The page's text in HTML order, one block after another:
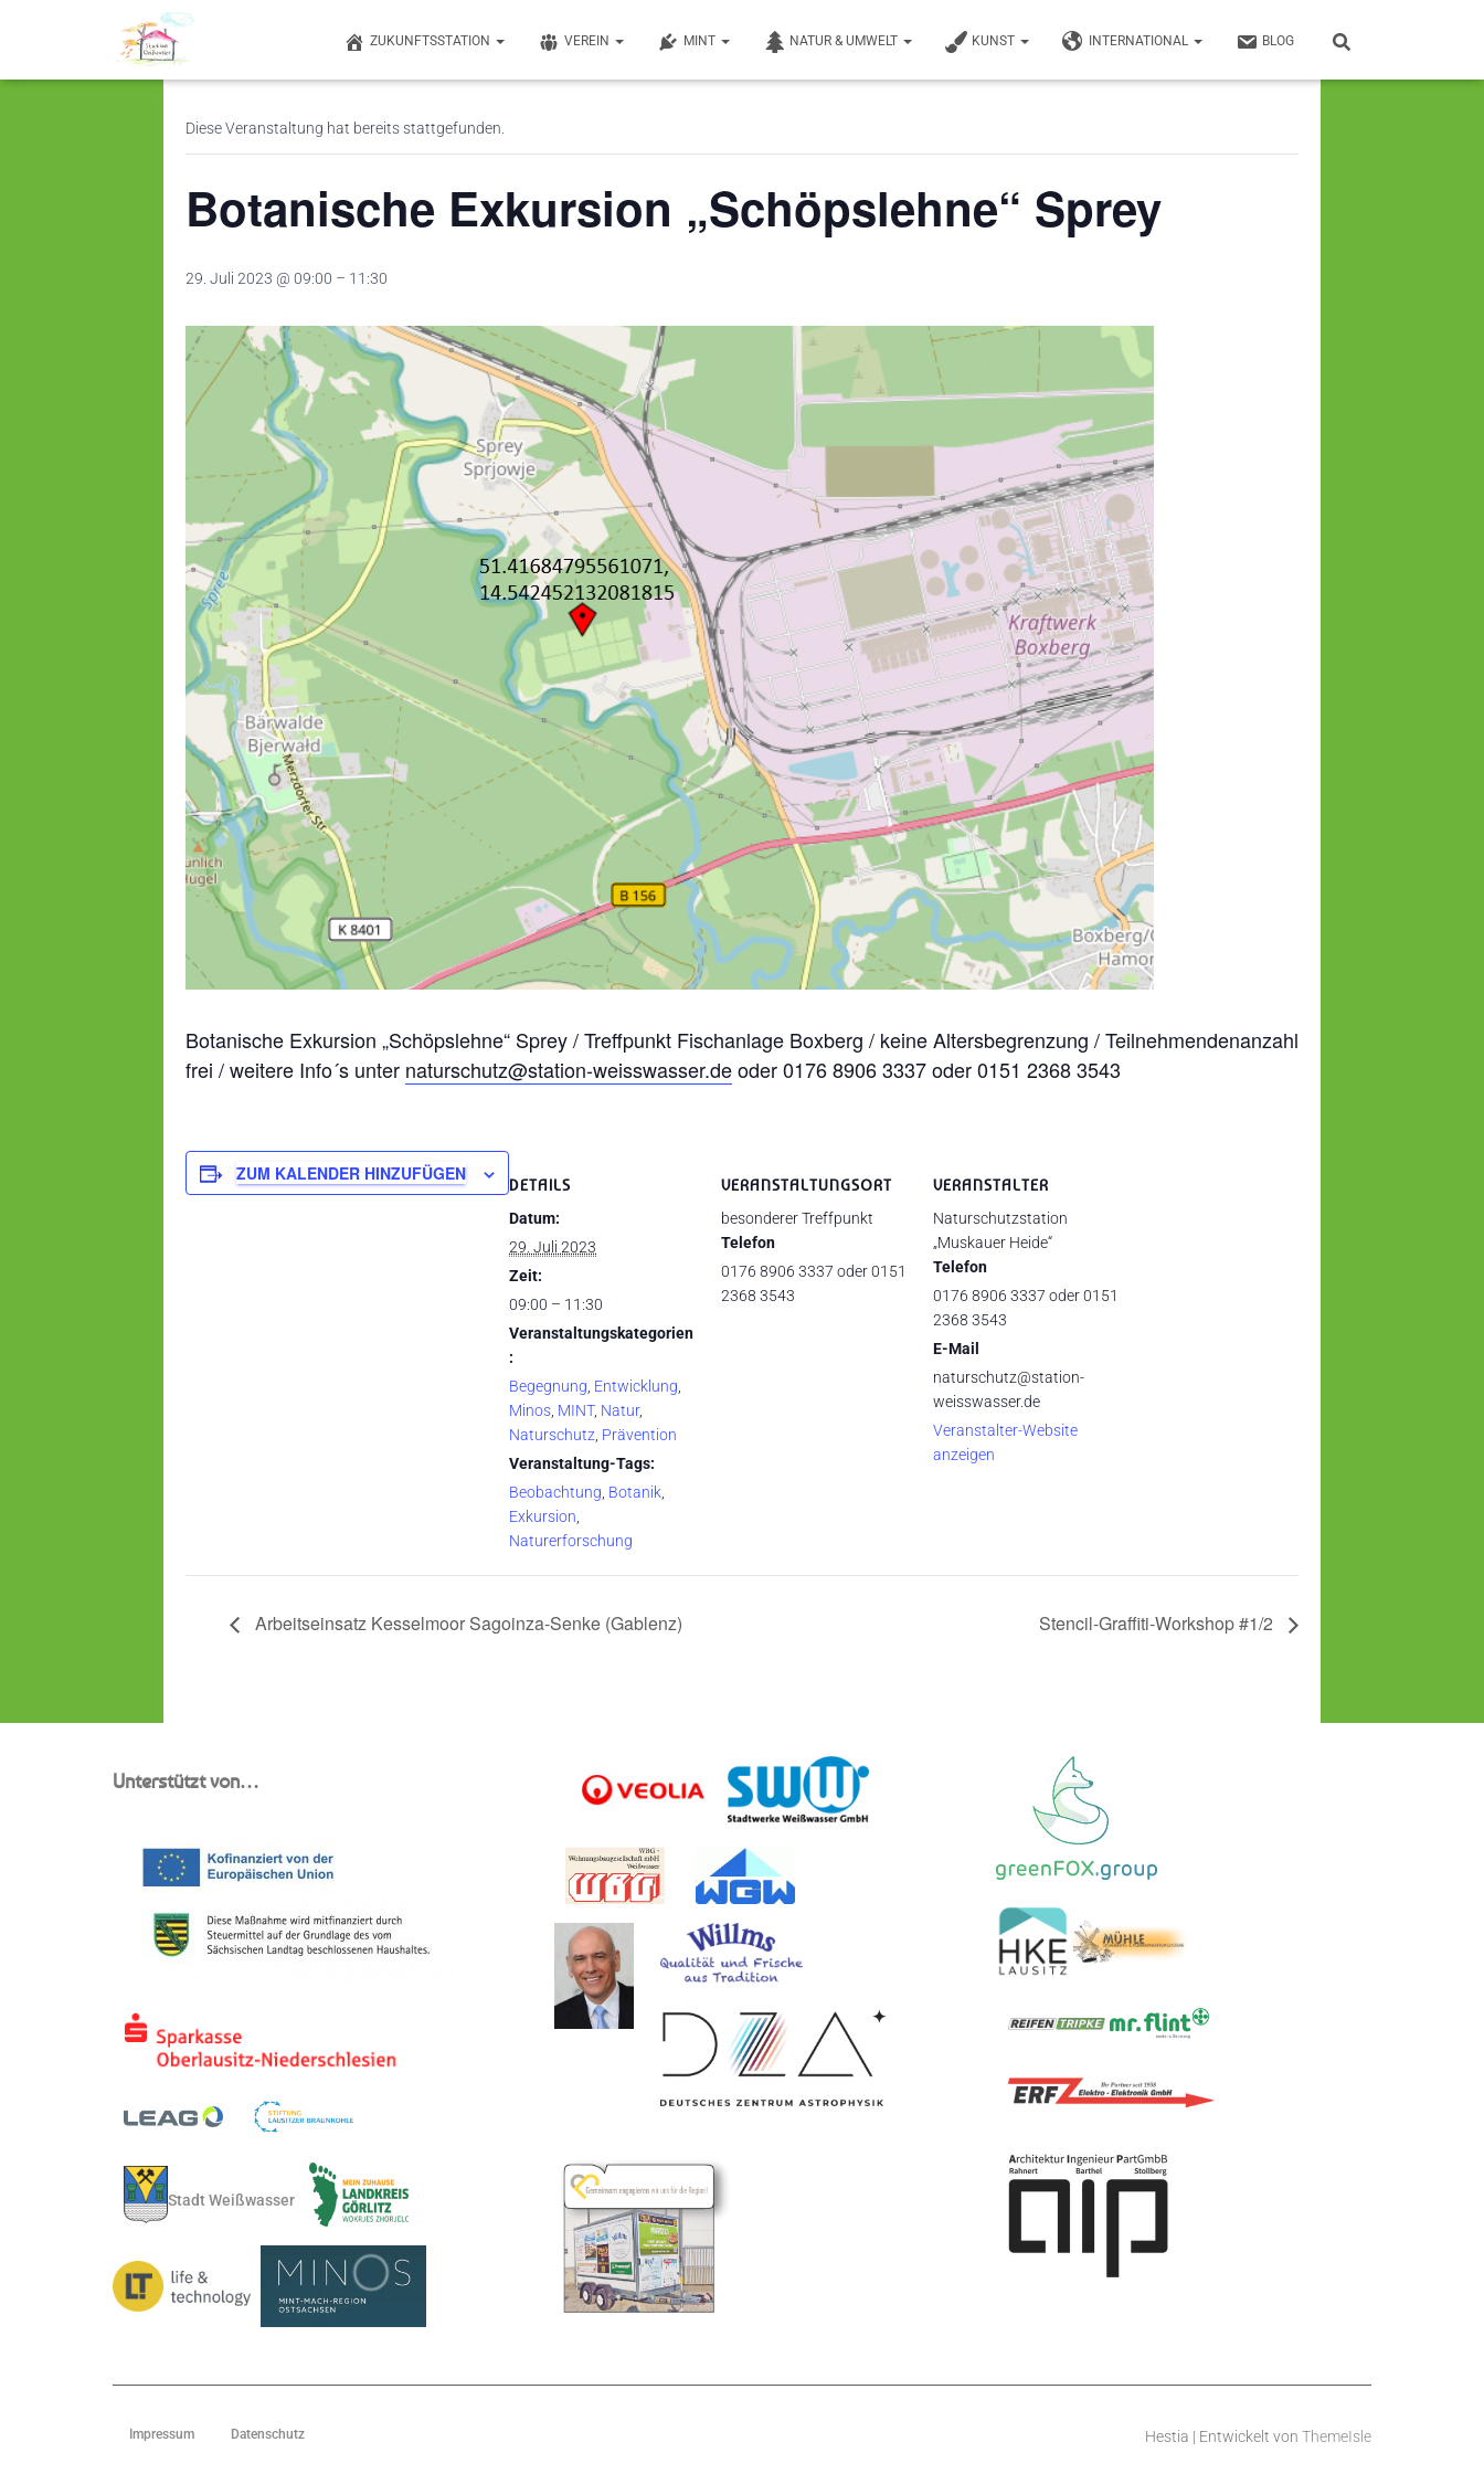
ZUKUNFTSSTATION VEREIN MINT NATUR & UMWELT KUNST INTERNATIONAL BLOG
« Alle Veranstaltungen
Diese Veranstaltung hat bereits stattgefunden.
Botanische Exkursion „Schöpslehne“ Sprey
29. Juli 2023 @ 09:00 – 11:30
Botanische Exkursion „Schöpslehne“ Sprey / Treffpunkt Fischanlage Boxberg / keine Altersbegrenzung / Teilnehmendenanzahl
frei / weitere Info´s unter naturschutz@station-weisswasser.deoder 0176 8906 3337 oder 0151 2368 3543
ZUM KALENDER HINZUFÜGEN
DETAILS
Datum:
29. Juli 2023
Zeit:
09:00 – 11:30
Veranstaltungskategorien
:
Begegnung Entwicklung
Minos MINT, Natur,
Naturschutz Prävention
Veranstaltung-Tags:
Beobachtung Botanik
Exkursion
Naturerforschung
VERANSTALTUNGSORT
besonderer Treffpunkt
Telefon
0176 8906 3337 oder 0151
2368 3543
VERANSTALTER
Naturschutzstation
„Muskauer Heide“
Telefon
0176 8906 3337 oder 0151
2368 3543
E-Mail
naturschutz@station-
weisswasser.de
Veranstalter-Website
anzeigen
Arbeitseinsatz Kesselmoor Sagoinza-Senke (Gablenz) Stencil-Graffiti-Workshop #1/2
Unterstützt von…
Stadt Weißwasser
Impressum Datenschutz Hestia | Entwickelt von ThemeIsle